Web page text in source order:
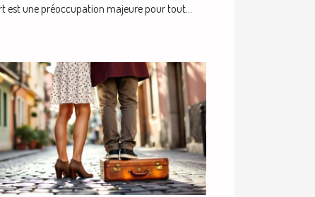
est une préoccupation majeure pour tout...